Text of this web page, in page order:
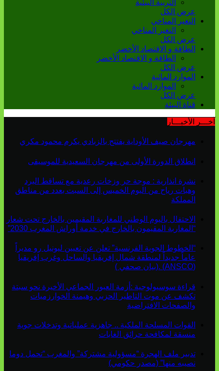
التربية البيئية
عرض الكل
التغير المناخي
التغير المناخي
عرض الكل
الطاقة و الاقتصاد الأخضر
الطاقة و الاقتصاد الأخضر
عرض الكل
الموارد المائية
الموارد المائية
عرض الكل
قناة البيئة
آخـــر الأخبـــار
مهرجان صيف الأوداية يفتتح بالزبادي يكرم محمود مكري
انطلاق الدورة الأولى من مهرجان السعيدية للموسيقى
نشرة انذارية : موجة حر وزخات رعدية مع تساقط البرد
وهبات رياح من اليوم الخميس إلى السبت بعدد من مناطق
المملكة
الاحتفال باليوم الوطني للمغاربة المقيمين بالخارج تحت شعار
“المغاربة المقيمون بالخارج في خدمة أوراش المغرب 2030”
“الخطوط الجوية الفرنسية” تعلن عن تعيين ليونيل رو مديراً
عاماً جديداً لمنطقة شمال إفريقيا والساحل وغرب إفريقيا
(ANSCO) .(بيان صحفي )
قراءة سوسيولوجية :أزمة العبور الجماعي الأخيرة نحو سبتة
تكشف عن موت التاطير الحزبي وهيمنة الخوارزميات
والصفحات الافتراضية
القوات المسلحة الملكية .. جاهزية عملياتية وتدخلات جوية
منسقة لمكافحة حرائق الغابات
تدبير ملف الهجرة “مسؤولية مشتركة” والمغرب “تحمل دوما
نصيبه منها” (مصدر حكومي)